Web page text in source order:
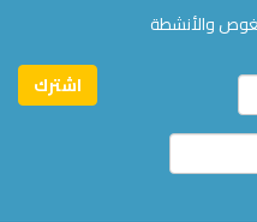
والأنشطة